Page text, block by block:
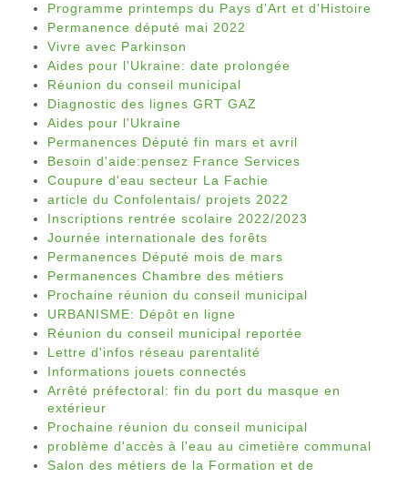
Programme printemps du Pays d'Art et d'Histoire
Permanence député mai 2022
Vivre avec Parkinson
Aides pour l'Ukraine: date prolongée
Réunion du conseil municipal
Diagnostic des lignes GRT GAZ
Aides pour l'Ukraine
Permanences Député fin mars et avril
Besoin d'aide:pensez France Services
Coupure d'eau secteur La Fachie
article du Confolentais/ projets 2022
Inscriptions rentrée scolaire 2022/2023
Journée internationale des forêts
Permanences Député mois de mars
Permanences Chambre des métiers
Prochaine réunion du conseil municipal
URBANISME: Dépôt en ligne
Réunion du conseil municipal reportée
Lettre d'infos réseau parentalité
Informations jouets connectés
Arrêté préfectoral: fin du port du masque en
extérieur
Prochaine réunion du conseil municipal
problème d'accès à l'eau au cimetière communal
Salon des métiers de la Formation et de